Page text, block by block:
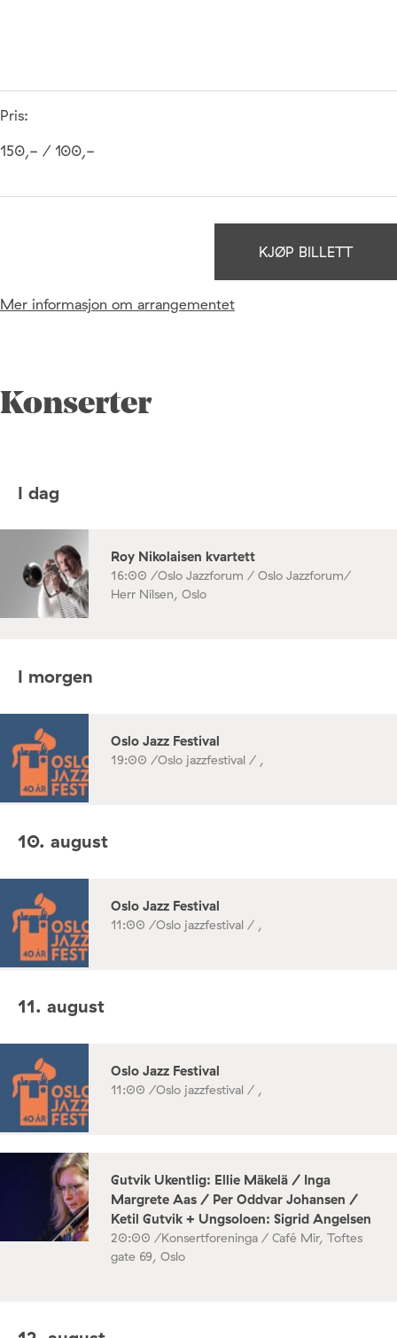
Pris:
150,- / 100,-
KJØP BILLETT
Mer informasjon om arrangementet
Konserter
I dag
Roy Nikolaisen kvartett
16:00 /Oslo Jazzforum / Oslo Jazzforum/
Herr Nilsen, Oslo
I morgen
Oslo Jazz Festival
19:00 /Oslo jazzfestival / ,
10. august
Oslo Jazz Festival
11:00 /Oslo jazzfestival / ,
11. august
Oslo Jazz Festival
11:00 /Oslo jazzfestival / ,
Gutvik Ukentlig: Ellie Mäkelä / Inga
Margrete Aas / Per Oddvar Johansen /
Ketil Gutvik + Ungsoloen: Sigrid Angelsen
20:00 /Konsertforeninga / Café Mir, Toftes
gate 69, Oslo